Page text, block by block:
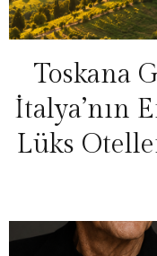
Toskana
İtalya’nın
Lüks